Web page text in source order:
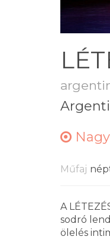
Műfaj
A
sodró
ölelés